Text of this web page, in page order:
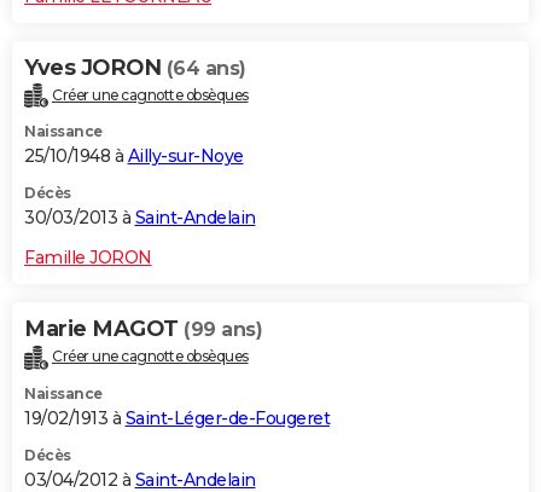
Yves JORON (64 ans)
Créer une cagnotte obsèques
Naissance
25/10/1948 à Ailly-sur-Noye
Décès
30/03/2013 à Saint-Andelain
Famille JORON
Marie MAGOT (99 ans)
Créer une cagnotte obsèques
Naissance
19/02/1913 à Saint-Léger-de-Fougeret
Décès
03/04/2012 à Saint-Andelain